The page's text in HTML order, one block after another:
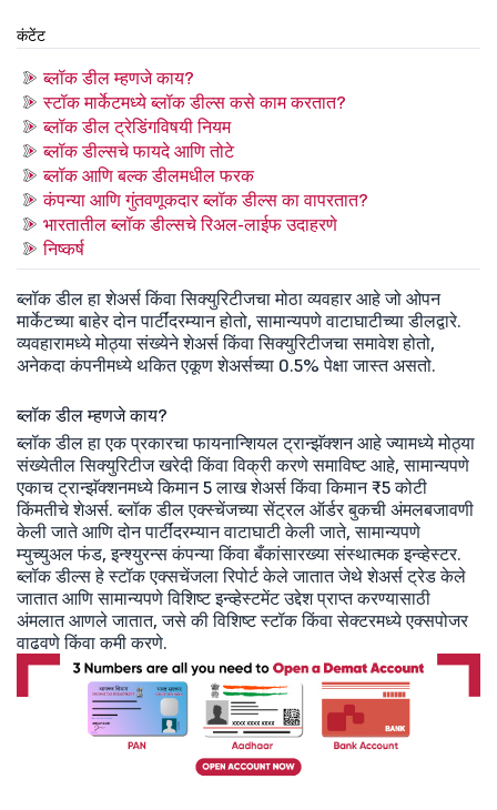
कंटेंट
ब्लॉक डील म्हणजे काय?
स्टॉक मार्केटमध्ये ब्लॉक डील्स कसे काम करतात?
ब्लॉक डील ट्रेडिंगविषयी नियम
ब्लॉक डील्सचे फायदे आणि तोटे
ब्लॉक आणि बल्क डीलमधील फरक
कंपन्या आणि गुंतवणूकदार ब्लॉक डील्स का वापरतात?
भारतातील ब्लॉक डील्सचे रिअल-लाईफ उदाहरणे
निष्कर्ष
ब्लॉक डील हा शेअर्स किंवा सिक्युरिटीजचा मोठा व्यवहार आहे जो ओपन
मार्केटच्या बाहेर दोन पार्टींदरम्यान होतो, सामान्यपणे वाटाघाटीच्या डीलद्वारे.
व्यवहारामध्ये मोठ्या संख्येने शेअर्स किंवा सिक्युरिटीजचा समावेश होतो,
अनेकदा कंपनीमध्ये थकित एकूण शेअर्सच्या 0.5% पेक्षा जास्त असतो.
ब्लॉक डील म्हणजे काय?
ब्लॉक डील हा एक प्रकारचा फायनान्शियल ट्रान्झॅक्शन आहे ज्यामध्ये मोठ्या
संख्येतील सिक्युरिटीज खरेदी किंवा विक्री करणे समाविष्ट आहे, सामान्यपणे
एकाच ट्रान्झॅक्शनमध्ये किमान 5 लाख शेअर्स किंवा किमान ₹5 कोटी
किंमतीचे शेअर्स. ब्लॉक डील एक्स्चेंजच्या सेंट्रल ऑर्डर बुकची अंमलबजावणी
केली जाते आणि दोन पार्टींदरम्यान वाटाघाटी केली जाते, सामान्यपणे
म्युच्युअल फंड, इन्श्युरन्स कंपन्या किंवा बँकांसारख्या संस्थात्मक इन्व्हेस्टर.
ब्लॉक डील्स हे स्टॉक एक्सचेंजला रिपोर्ट केले जातात जेथे शेअर्स ट्रेड केले
जातात आणि सामान्यपणे विशिष्ट इन्व्हेस्टमेंट उद्देश प्राप्त करण्यासाठी
अंमलात आणले जातात, जसे की विशिष्ट स्टॉक किंवा सेक्टरमध्ये एक्सपोजर
वाढवणे किंवा कमी करणे.